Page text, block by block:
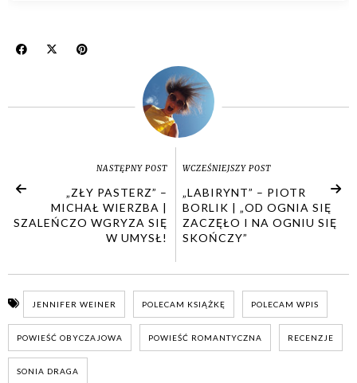
NASTĘPNY POST
„ZŁY PASTERZ” –
MICHAŁ WIERZBA |
SZALEŃCZO WGRYZA SIĘ
W UMYSŁ!
WCZEŚNIEJSZY POST
„LABIRYNT” – PIOTR
BORLIK | „OD OGNIA SIĘ
ZACZĘŁO I NA OGNIU SIĘ
SKOŃCZY”
JENNIFER WEINER POLECAM KSIĄŻKĘ POLECAM WPIS
POWIEŚĆ OBYCZAJOWA POWIEŚĆ ROMANTYCZNA RECENZJE
SONIA DRAGA